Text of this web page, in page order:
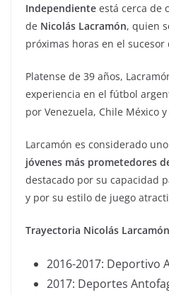
Independiente está cerca de
de Nicolás Lacramón, quien
próximas horas en el sucesor
Platense de 39 años,
experiencia en el fútbol
por Venezuela, Chile México
Larcamón es considerado
jóvenes más prometedores
destacado por su capacidad
y por su estilo de juego
Trayectoria Nicolás Larcamón
2016-2017: Deportivo
2017: Deportes